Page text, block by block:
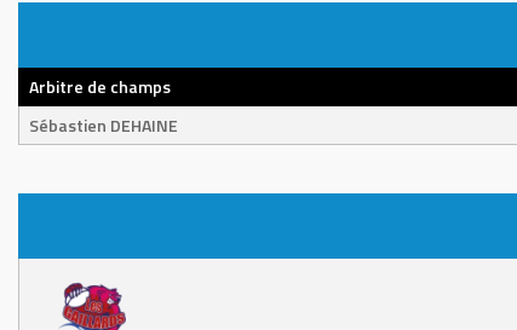
Arbitre de champs
Sébastien DEHAINE